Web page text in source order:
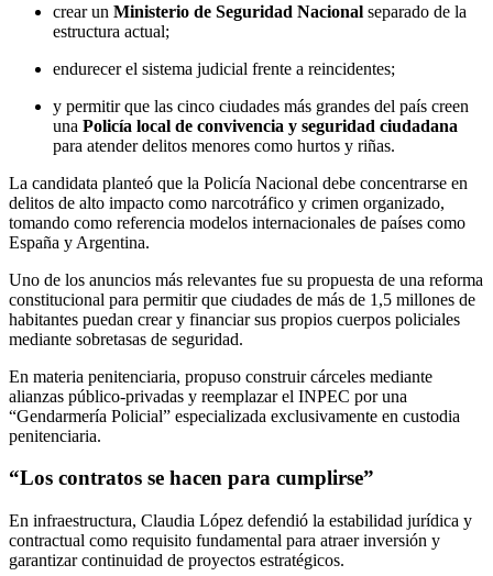
crear un Ministerio de Seguridad Nacional separado de la
estructura actual;
endurecer el sistema judicial frente a reincidentes;
y permitir que las cinco ciudades más grandes del país creen
una Policía local de convivencia y seguridad ciudadana
para atender delitos menores como hurtos y riñas.
La candidata planteó que la Policía Nacional debe concentrarse en
delitos de alto impacto como narcotráfico y crimen organizado,
tomando como referencia modelos internacionales de países como
España y Argentina.
Uno de los anuncios más relevantes fue su propuesta de una reforma
constitucional para permitir que ciudades de más de 1,5 millones de
habitantes puedan crear y financiar sus propios cuerpos policiales
mediante sobretasas de seguridad.
En materia penitenciaria, propuso construir cárceles mediante
alianzas público-privadas y reemplazar el INPEC por una
“Gendarmería Policial” especializada exclusivamente en custodia
penitenciaria.
“Los contratos se hacen para cumplirse”
En infraestructura, Claudia López defendió la estabilidad jurídica y
contractual como requisito fundamental para atraer inversión y
garantizar continuidad de proyectos estratégicos.